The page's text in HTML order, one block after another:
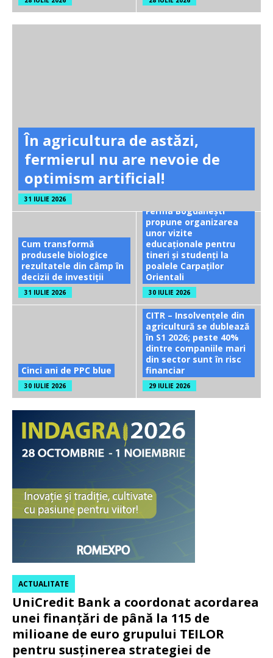
În agricultura de astăzi,
fermierul nu are nevoie de
optimism artificial!
31 IULIE 2026
Cum transformă
produsele biologice
rezultatele din câmp în
decizii de investiții
31 IULIE 2026
Ferma Bogdănești
propune organizarea
unor vizite
educaționale pentru
tineri și studenți la
poalele Carpaților
Orientali
30 IULIE 2026
Cinci ani de PPC blue
30 IULIE 2026
CITR – Insolvențele din
agricultură se dublează
în S1 2026; peste 40%
dintre companiile mari
din sector sunt în risc
financiar
29 IULIE 2026
UniCredit Bank a coordonat acordarea
unei finanțări de până la 115 de
milioane de euro grupului TEILOR
pentru susținerea strategiei de
ACTUALITATE